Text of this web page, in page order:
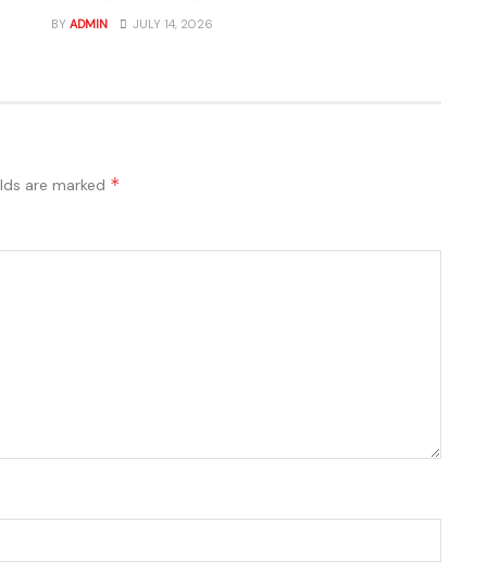
BY ADMIN JULY 14, 2026
are marked *